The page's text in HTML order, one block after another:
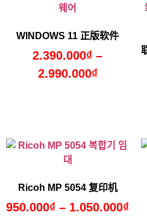
WINDOWS 11 正版软件
2.390.000₫ –
2.990.000₫
Ricoh MP 5054 复印机
950.000₫ – 1.050.000₫